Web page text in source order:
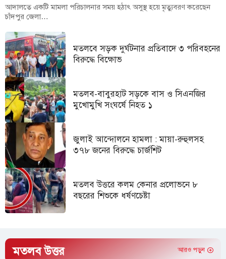
মতলবে সড়ক দুর্ঘটনার প্রতিবাদে ৩ পরিবহনের
বিরুদ্ধে বিক্ষোভ
মতলব-বাবুরহাট সড়কে বাস ও সিএনজির
মুখোমুখি সংঘর্ষে নিহত ১
জুলাই আন্দোলনে হামলা : মায়া-রুহুলসহ
৩৭৮ জনের বিরুদ্ধে চার্জশিট
মতলব উত্তরে কলম কেনার প্রলোভনে ৮
বছরের শিশুকে ধর্ষণচেষ্টা
আদালতে একটি মামলা পরিচালনার সময় হঠাৎ অসুস্থ হয়ে মৃত্যুবরণ করেছেন
চাঁদপুর জেলা…
মতলব উত্তর আরও পড়ুন